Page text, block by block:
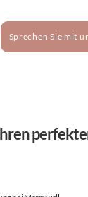
Sprechen Sie mit